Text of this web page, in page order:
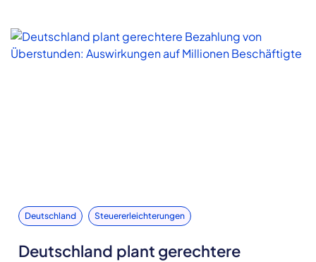
Deutschland Steuererleichterungen
Deutschland plant gerechtere